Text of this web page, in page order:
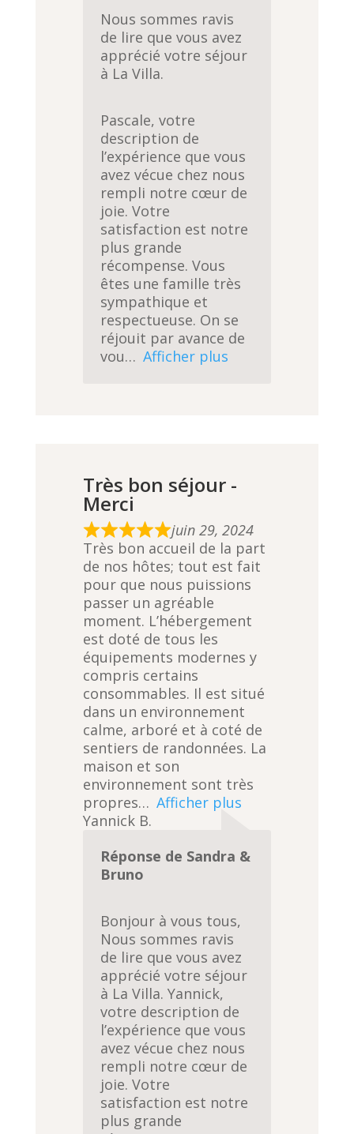
Nous sommes ravis
de lire que vous avez
apprécié votre séjour
à La Villa.
Pascale, votre
description de
l’expérience que vous
avez vécue chez nous
rempli notre cœur de
joie. Votre
satisfaction est notre
plus grande
récompense. Vous
êtes une famille très
sympathique et
respectueuse. On se
réjouit par avance de
vou
Afficher plus
Très bon séjour -
Merci
R
a
t
e
d
5
,
0
o
u
t
o
f
5
juin 29, 2024
Très bon accueil de la part
de nos hôtes; tout est fait
pour que nous puissions
passer un agréable
moment. L’hébergement
est doté de tous les
équipements modernes y
compris certains
consommables. Il est situé
dans un environnement
calme, arboré et à coté de
sentiers de randonnées. La
maison et son
environnement sont très
propres
Afficher plus
Yannick B.
Réponse de Sandra &
Bruno
Bonjour à vous tous,
Nous sommes ravis
de lire que vous avez
apprécié votre séjour
à La Villa. Yannick,
votre description de
l’expérience que vous
avez vécue chez nous
rempli notre cœur de
joie. Votre
satisfaction est notre
plus grande